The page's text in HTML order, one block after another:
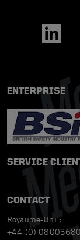
ENTERPRISE
SERVICE
CONTACT
Royaume-Uni :
+44 (0)